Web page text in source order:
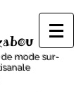
mode sur-